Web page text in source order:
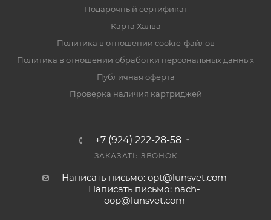
Подарочный сертификат
Карта Халва
Политика в отношении cookie-файлов
Политика в отношении обработки персональных данных
Публичная оферта
Проверка наличия картриджей
+7 (924) 222-28-58
ЗАКАЗАТЬ ЗВОНОК
Написать письмо: opt@lunsvet.com
Написать письмо: nach-
oop@lunsvet.com